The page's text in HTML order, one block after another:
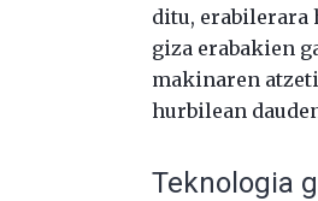
ditu, erabilerara
giza erabakien
makinaren
hurbilean
Teknologia